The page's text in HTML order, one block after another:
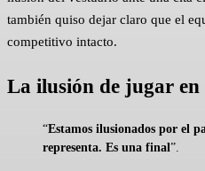
también quiso dejar claro que el
competitivo intacto.
La ilusión de jugar
“Estamos ilusionados por el
representa. Es una final”.